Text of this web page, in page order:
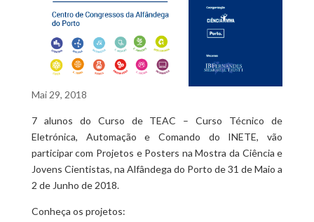
Mai 29, 2018
7 alunos do Curso de TEAC – Curso Técnico de
Eletrónica, Automação e Comando do INETE, vão
participar com Projetos e Posters na Mostra da Ciência e
Jovens Cientistas, na Alfândega do Porto de 31 de Maio a
2 de Junho de 2018.
Conheça os projetos: